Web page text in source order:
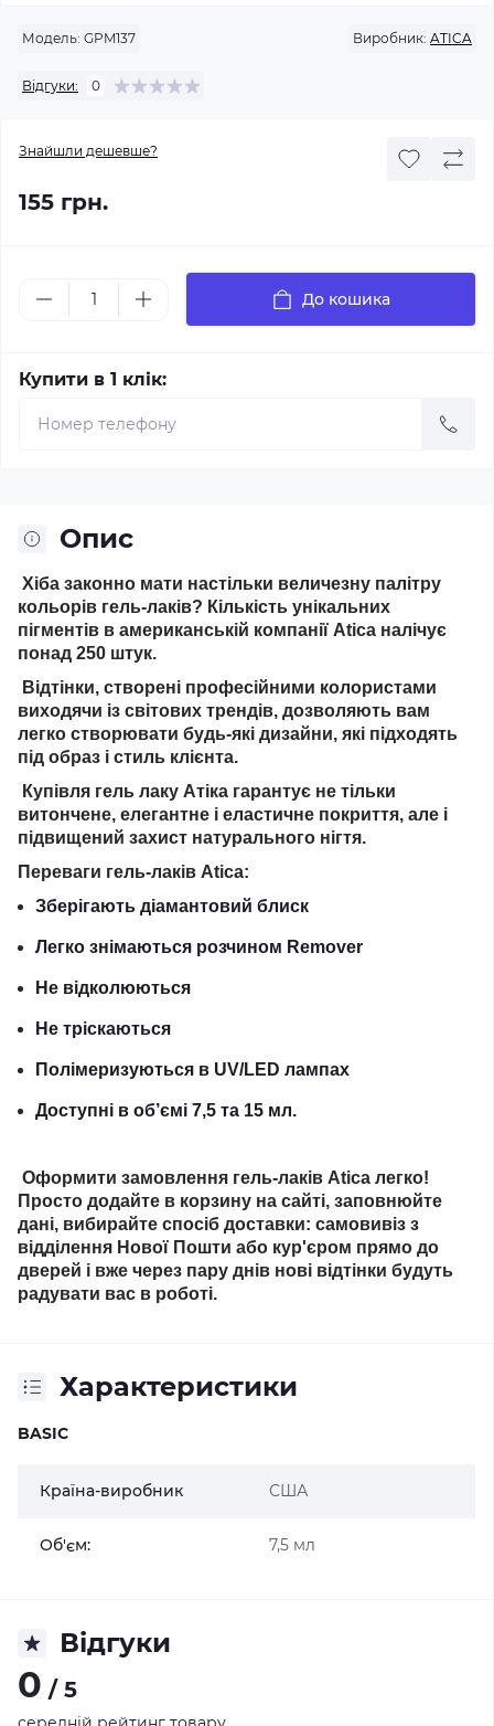
Модель: GPM137 Виробник: ATICA
Відгуки: 0
Знайшли дешевше?
155 грн.
До кошика
Купити в 1 клік:
Опис
Хіба законно мати настільки величезну палітру
кольорів гель-лаків? Кількість унікальних
пігментів в американській компанії Atica налічує
понад 250 штук.
Відтінки, створені професійними колористами
виходячи із світових трендів, дозволяють вам
легко створювати будь-які дизайни, які підходять
під образ і стиль клієнта.
Купівля гель лаку Атіка гарантує не тільки
витончене, елегантне і еластичне покриття, але і
підвищений захист натурального нігтя.
Переваги гель-лаків Atica:
Зберігають діамантовий блиск
Легко знімаються розчином Remover
Не відколюються
Не тріскаються
Полімеризуються в UV/LED лампах
Доступні в об’ємі 7,5 та 15 мл.
Оформити замовлення гель-лаків Atica легко!
Просто додайте в корзину на сайті, заповнюйте
дані, вибирайте спосіб доставки: самовивіз з
відділення Нової Пошти або кур'єром прямо до
дверей і вже через пару днів нові відтінки будуть
радувати вас в роботі.
Характеристики
BASIC
Країна-виробник США
Об'єм: 7,5 мл
Відгуки
0 / 5